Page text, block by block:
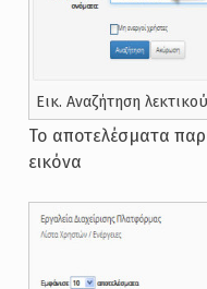
Εικ. Αναζήτηση
Το αποτελέσματα
εικόνα